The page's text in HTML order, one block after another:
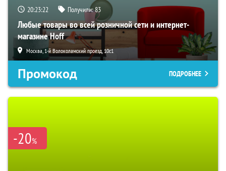
20:23:21 Получили:83
Любые товары во всей розничной сети и интернет-
магазине Hoff
Москва, 1-й Волоколамский проезд, 10с1
Промокод ПОДРОБНЕЕ
-20%